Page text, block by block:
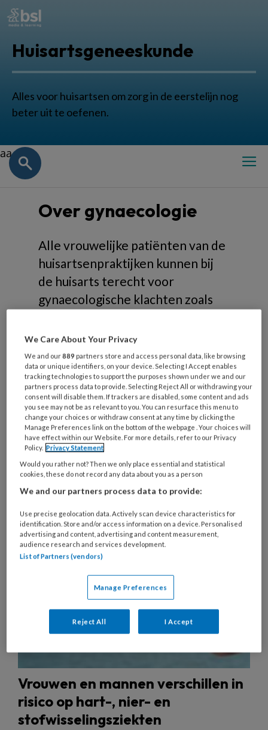
Huisartsgeneeskunde
Alles voor huisartsen om zorg in de eerstelijn nog
beter uit te oefenen.
aa
Over gynaecologie
Alle vrouwelijke patiënten van de
huisartsenpraktijken kunnen bij
de huisarts terecht voor
gynaecologische klachten zoals
afscheiding (fluor vaginalis),
vaginaal bloedverlies, verzakking
van baarmoeder (prolaps),
vulvaire klachten en pijn bij vrijen
(dyspareunie).
Lees meer
11 JUNI 2026 ALGEMEEN HART EN VAAT
Vrouwen en mannen verschillen in
risico op hart-, nier- en
stofwisselingsziekten
We Care About Your Privacy
We and our889 partners store and access personal data, like browsing
data or unique identifiers, on your device. Selecting I Accept enables
tracking technologies to support the purposes shown under we and our
partners process data to provide. Selecting Reject All or withdrawing your
consent will disable them. If trackers are disabled, some content and ads
you see may not be as relevant to you. You can resurface this menu to
change your choices or withdraw consent at any time by clicking the
Manage Preferences link on the bottom of the webpage . Your choices will
have effect within our Website. For more details, refer to our Privacy
Policy. Privacy Statement
Would you rather not? Then we only place essential and statistical
cookies, these do not record any data about you as a person
We and our partners process data to provide:
Use precise geolocation data. Actively scan device characteristics for
identification. Store and/or access information on a device. Personalised
advertising and content, advertising and content measurement,
audience research and services development.
List of Partners (vendors)
Manage Preferences
Reject All I Accept